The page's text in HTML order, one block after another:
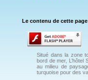
Le contenu de cette
Situé dans la zone
bord de mer, L’hôtel
au milieu de
turquoise pour des